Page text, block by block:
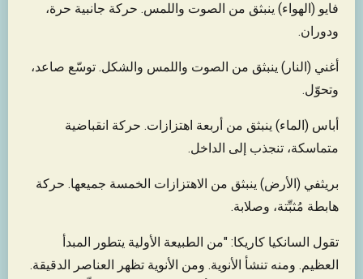
فايو (الهواء) ينبثق من الصوت واللمس. حركة جانبية حرة،
ودوران.
أغني (النار) ينبثق من الصوت واللمس والشكل. توسّع صاعد،
وتحوّل.
أباس (الماء) ينبثق من أربعة اهتزازات. حركة انقباضية
متماسكة، تنجذب إلى الداخل.
بريثفي (الأرض) ينبثق من الاهتزازات الخمسة جميعها. حركة
هابطة مُثبِّتة، وصلابة.
تقول السانكيا كاريكا: "من الطبيعة الأولية يتطور المبدأ
العظيم. ومنه تنشأ الأنوية. ومن الأنوية تظهر العناصر الدقيقة.